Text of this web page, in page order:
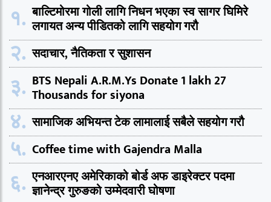
१. बाल्टिमोरमा गोली लागि निधन भएका स्व सागर घिमिरे
लगायत अन्य पीडितको लागि सहयोग गरौ
२. सदाचार, नैतिकता र सुशासन
३. BTS Nepali A.R.M.Ys Donate 1 lakh 27
Thousands for siyona
४. सामाजिक अभियन्त टेक लामालाई सबैले सहयोग गरौ
५. Coffee time with Gajendra Malla
६. एनआरएनए अमेरिकाको बोर्ड अफ डाइरेक्टर पदमा
ज्ञानेन्द्र गुरुङको उम्मेदवारी घोषणा